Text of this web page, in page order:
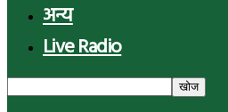
अन्य
Live Radio